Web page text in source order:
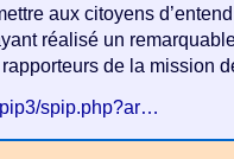
aux citoyens
réalisé un
de la mission
spip.php?ar…